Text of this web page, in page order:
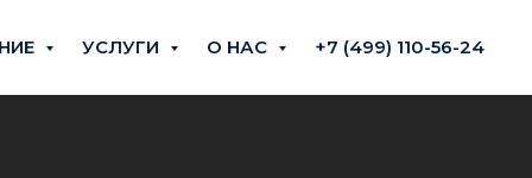
УСЛУГИ О НАС +7 (499) 110-56-24